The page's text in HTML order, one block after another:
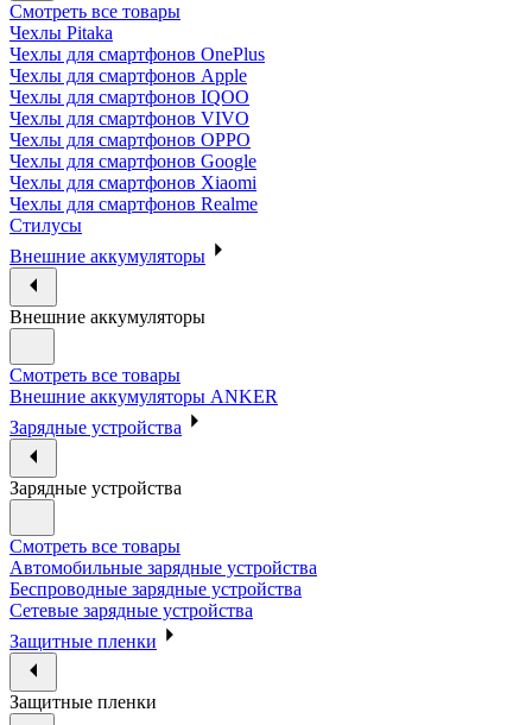
Смотреть все товары
Чехлы Pitaka
Чехлы для смартфонов OnePlus
Чехлы для смартфонов Apple
Чехлы для смартфонов IQOO
Чехлы для смартфонов VIVO
Чехлы для смартфонов OPPO
Чехлы для смартфонов Google
Чехлы для смартфонов Xiaomi
Чехлы для смартфонов Realme
Стилусы
Внешние аккумуляторы
Внешние аккумуляторы
Смотреть все товары
Внешние аккумуляторы ANKER
Зарядные устройства
Зарядные устройства
Смотреть все товары
Автомобильные зарядные устройства
Беспроводные зарядные устройства
Сетевые зарядные устройства
Защитные пленки
Защитные пленки